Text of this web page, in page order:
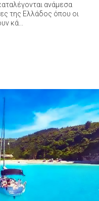
ανάμεσα
της Ελλάδος όπου οι
κά...